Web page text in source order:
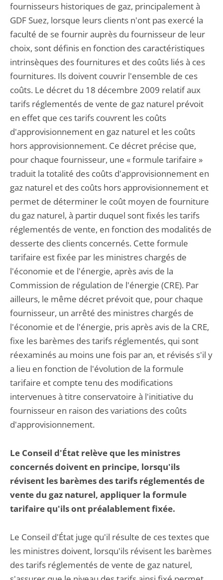
fournisseurs historiques de gaz, principalement à
GDF Suez, lorsque leurs clients n'ont pas exercé la
faculté de se fournir auprès du fournisseur de leur
choix, sont définis en fonction des caractéristiques
intrinsèques des fournitures et des coûts liés à ces
fournitures. Ils doivent couvrir l'ensemble de ces
coûts. Le décret du 18 décembre 2009 relatif aux
tarifs réglementés de vente de gaz naturel prévoit
en effet que ces tarifs couvrent les coûts
d'approvisionnement en gaz naturel et les coûts
hors approvisionnement. Ce décret précise que,
pour chaque fournisseur, une « formule tarifaire »
traduit la totalité des coûts d'approvisionnement en
gaz naturel et des coûts hors approvisionnement et
permet de déterminer le coût moyen de fourniture
du gaz naturel, à partir duquel sont fixés les tarifs
réglementés de vente, en fonction des modalités de
desserte des clients concernés. Cette formule
tarifaire est fixée par les ministres chargés de
l'économie et de l'énergie, après avis de la
Commission de régulation de l'énergie (CRE). Par
ailleurs, le même décret prévoit que, pour chaque
fournisseur, un arrêté des ministres chargés de
l'économie et de l'énergie, pris après avis de la CRE,
fixe les barèmes des tarifs réglementés, qui sont
réexaminés au moins une fois par an, et révisés s'il y
a lieu en fonction de l'évolution de la formule
tarifaire et compte tenu des modifications
intervenues à titre conservatoire à l'initiative du
fournisseur en raison des variations des coûts
d'approvisionnement.
Le Conseil d'État relève que les ministres
concernés doivent en principe, lorsqu'ils
révisent les barèmes des tarifs réglementés de
vente du gaz naturel, appliquer la formule
tarifaire qu'ils ont préalablement fixée.
Le Conseil d'État juge qu'il résulte de ces textes que
les ministres doivent, lorsqu'ils révisent les barèmes
des tarifs réglementés de vente de gaz naturel,